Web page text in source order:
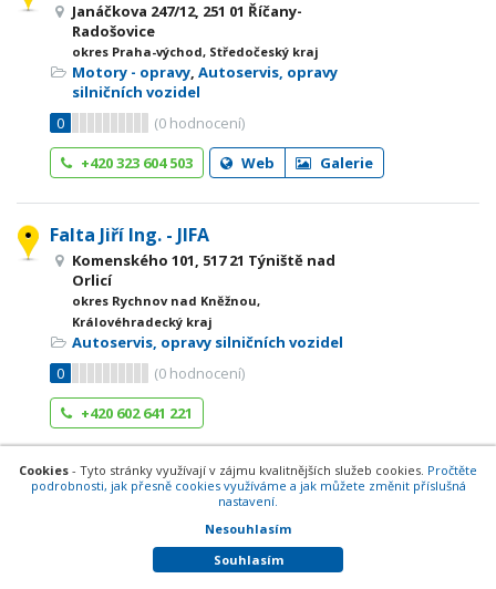
Janáčkova 247/12, 251 01 Říčany-
Radošovice
okres Praha-východ, Středočeský kraj
Motory - opravy, Autoservis, opravy
silničních vozidel
0
(0 hodnocení)
+420 323 604 503
Web Galerie
Falta Jiří Ing. - JIFA
Komenského 101, 517 21 Týniště nad
Orlicí
okres Rychnov nad Kněžnou,
Královéhradecký kraj
Autoservis, opravy silničních vozidel
0
(0 hodnocení)
+420 602 641 221
AUTO MAX - dovozy, s.r.o.
I.P. Pavlova 740/126, 779 00 Olomouc-
okres Olomouc, Olomoucký kraj
Autoservis, opravy silničních vozidel
Cookies - Tyto stránky využívají v zájmu kvalitnějších služeb cookies. Pročtěte
podrobnosti, jak přesně cookies využíváme a jak můžete změnit příslušná
nastavení.
Nesouhlasím
Souhlasím